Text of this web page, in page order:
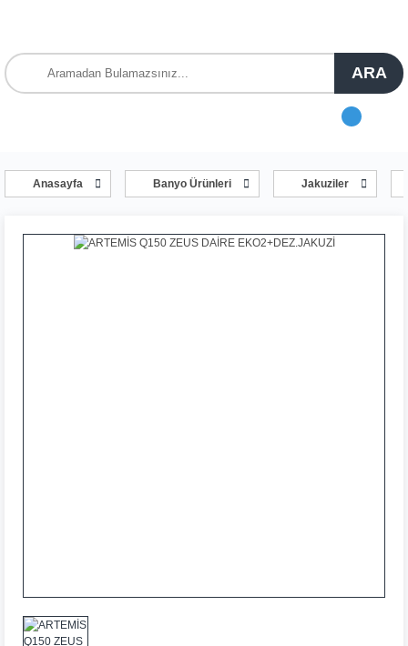
ARA
Anasayfa Banyo Ürünleri Jakuziler